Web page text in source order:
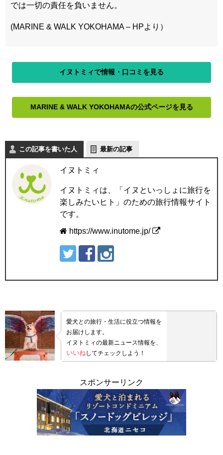
では一切の責任を負いません。
(MARINE & WALK YOKOHAMA – HPより）
イヌトミィで情報・口コミを見る
MARINE & WALK YOKOHAMAの公式ページを見る
この記事を書いた人 最新の記事
イヌトミィ
イヌトミィは、「イヌといっしょに旅行を
楽しみたいヒト」のための旅行情報サイト
です。
https://www.inutome.jp/
愛犬との旅行・生活に役立つ情報を
お届けします。
イヌトミィの最新ニュース情報を、
いいねしてチェックしよう！
スポンサーリンク